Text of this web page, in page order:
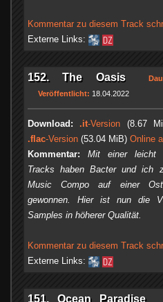
Kommentar zu diesem Track
Externe Links:
152. The Oasis
Veröffentlicht: 18.04.2022
Download: .it-Version (8.67
.flac-Version (53.04 MiB) Online
Kommentar:
Mit einer leicht
Tracks haben Bacter und ich
Music Compo auf einer
gewonnen. Hier ist nun die
Samples in höherer Qualität.
Kommentar zu diesem Track
Externe Links:
151. Ocean Paradise